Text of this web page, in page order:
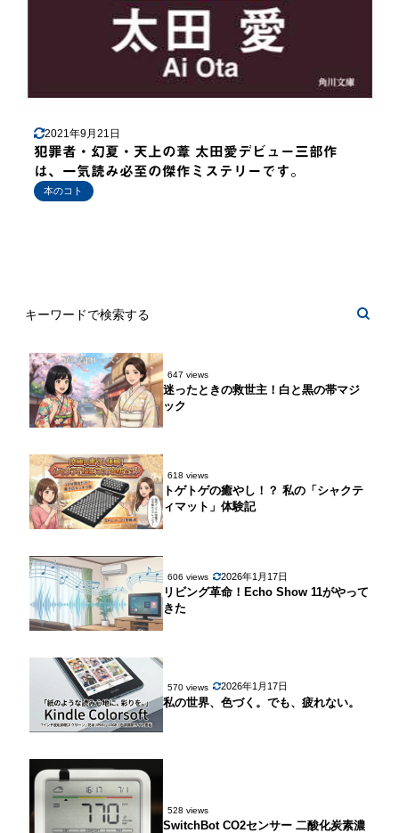
2021年9月21日
犯罪者・幻夏・天上の葦 太田愛デビュー三部作
は、一気読み必至の傑作ミステリーです。
本のコト
647 views
迷ったときの救世主！白と黒の帯マジ
ック
618 views
トゲトゲの癒やし！？ 私の「シャクテ
ィマット」体験記
606 views 2026年1月17日
リビング革命！Echo Show 11がやって
きた
570 views 2026年1月17日
私の世界、色づく。でも、疲れない。
528 views
SwitchBot CO2センサー 二酸化炭素濃